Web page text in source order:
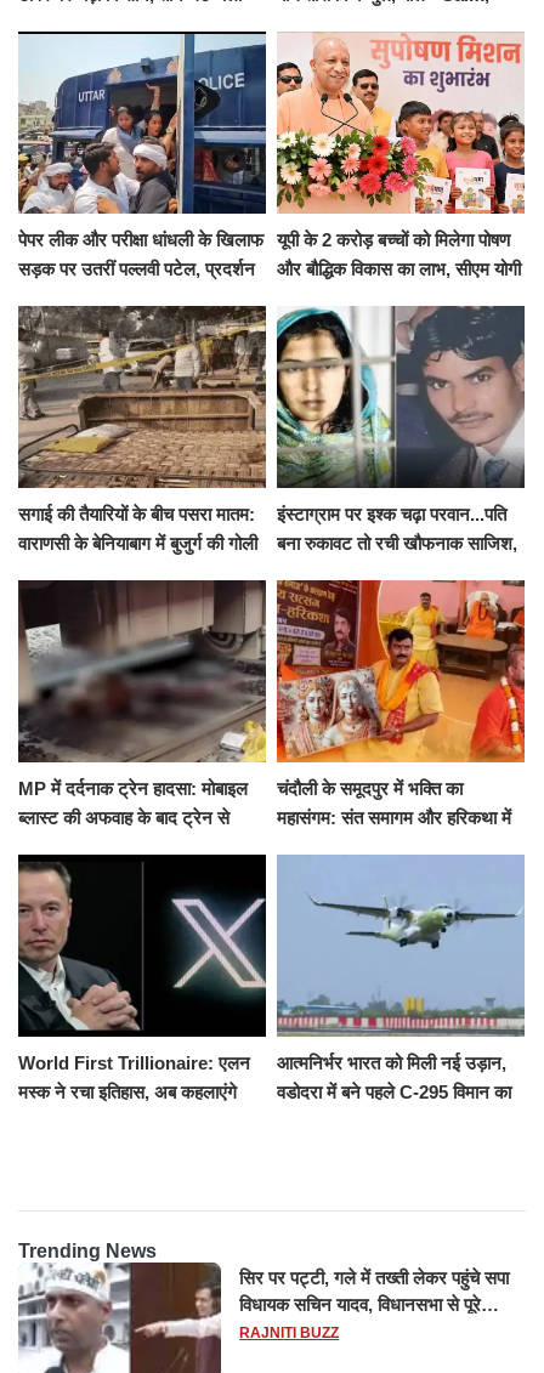
पेपर लीक और परीक्षा धांधली के खिलाफ
सड़क पर उतरीं पल्लवी पटेल, प्रदर्शन
यूपी के 2 करोड़ बच्चों को मिलेगा पोषण
और बौद्धिक विकास का लाभ, सीएम योगी
सगाई की तैयारियों के बीच पसरा मातम:
वाराणसी के बेनियाबाग में बुजुर्ग की गोली
इंस्टाग्राम पर इश्क चढ़ा परवान...पति
बना रुकावट तो रची खौफनाक साजिश,
के घाट
MP में दर्दनाक ट्रेन हादसा: मोबाइल
ब्लास्ट की अफवाह के बाद ट्रेन से
रौंदा, 4 की मौत
चंदौली के समूदपुर में भक्ति का
महासंगम: संत समागम और हरिकथा में
World First Trillionaire: एलन
मस्क ने रचा इतिहास, अब कहलाएंगे
आत्मनिर्भर भारत को मिली नई उड़ान,
वडोदरा में बने पहले C-295 विमान का
Trending News
सिर पर पट्टी, गले में तख्ती लेकर पहुंचे सपा
विधायक सचिन यादव, विधानसभा से पूरे
मानसून सत्र के लिए किया गया निलंबित
RAJNITI BUZZ